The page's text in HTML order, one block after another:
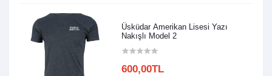
Üsküdar Amerikan Lisesi Yazı
Nakışlı Model 2
600,00TL